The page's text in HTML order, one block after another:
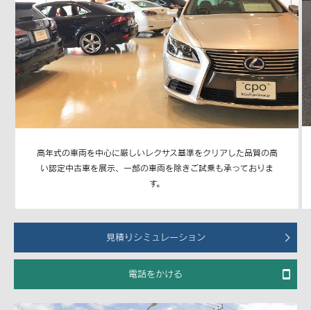
高年式の車両を中心に厳しいレクサス基準をクリアした品質の高
い認定中古車を展示、一部の車両を除きご試乗も承っておりま
す。
見積りシミュレーション
電話をかける